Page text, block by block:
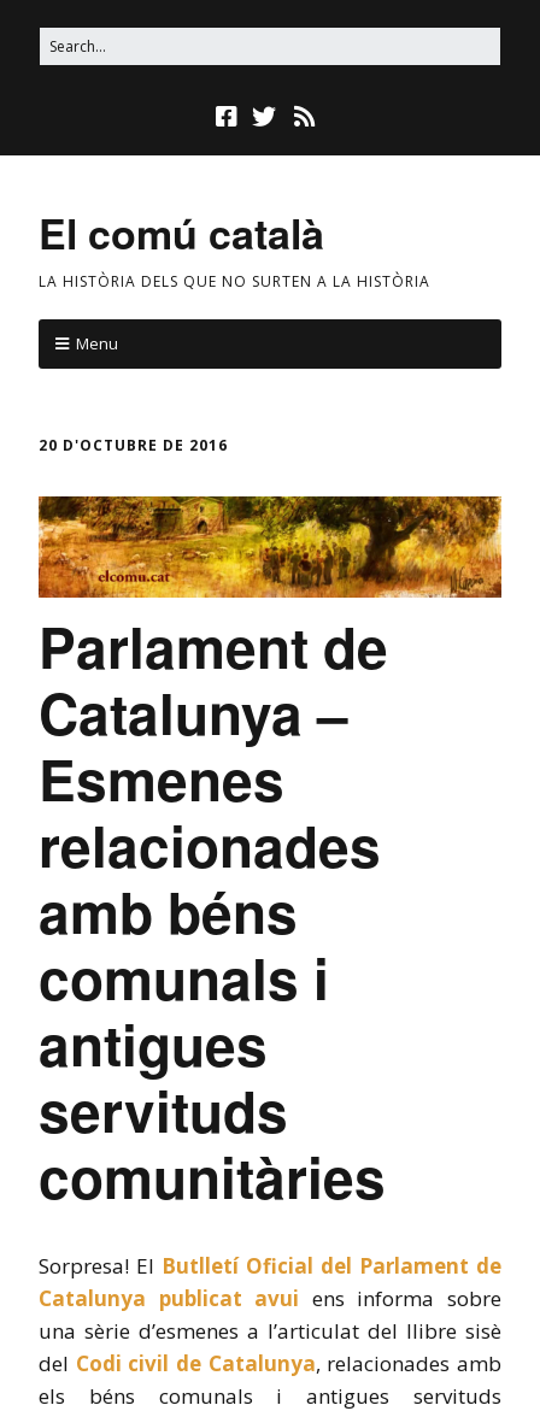
El comú català
LA HISTÒRIA DELS QUE NO SURTEN A LA HISTÒRIA
Menu
20 D'OCTUBRE DE 2016
Parlament de
Catalunya –
Esmenes
relacionades
amb béns
comunals i
antigues
servituds
comunitàries
Sorpresa! El Butlletí Oficial del Parlament de
Catalunya publicat avui ens informa sobre
una sèrie d’esmenes a l’articulat del llibre sisè
del Codi civil de Catalunya, relacionades amb
els béns comunals i antigues servituds